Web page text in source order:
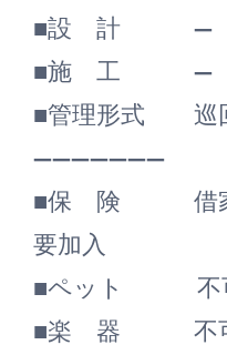
■設 計 ―
■施 工 ―
■管理形式 巡
―――――――
■保 険 借家
要加入
■ペット 不
■楽 器 不